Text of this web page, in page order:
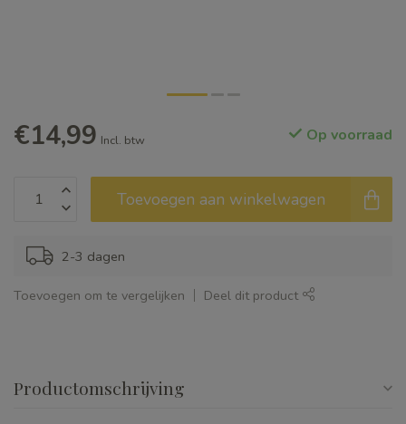
€14,99 Incl. btw Op voorraad
Toevoegen aan winkelwagen
2-3 dagen
Toevoegen om te vergelijken Deel dit product
Productomschrijving